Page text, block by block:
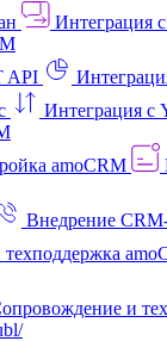
Интеграция
API
Интеграция с
amoCRM
Внедрение
и